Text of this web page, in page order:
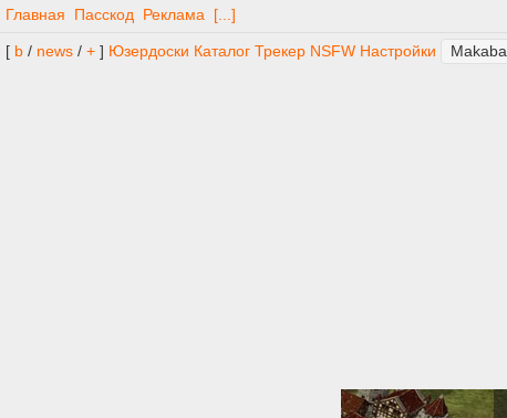
Главная Пасскод Реклама [...]
[ b / news / + ] Юзердоски Каталог Трекер NSFW Настройки